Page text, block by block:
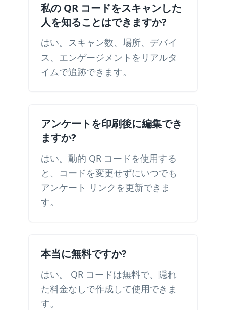
私の QR コードをスキャンした
人を知ることはできますか?
はい。スキャン数、場所、デバイ
ス、エンゲージメントをリアルタ
イムで追跡できます。
アンケートを印刷後に編集でき
ますか?
はい。動的 QR コードを使用する
と、コードを変更せずにいつでも
アンケート リンクを更新できま
す。
本当に無料ですか?
はい。 QR コードは無料で、隠れ
た料金なしで作成して使用できま
す。